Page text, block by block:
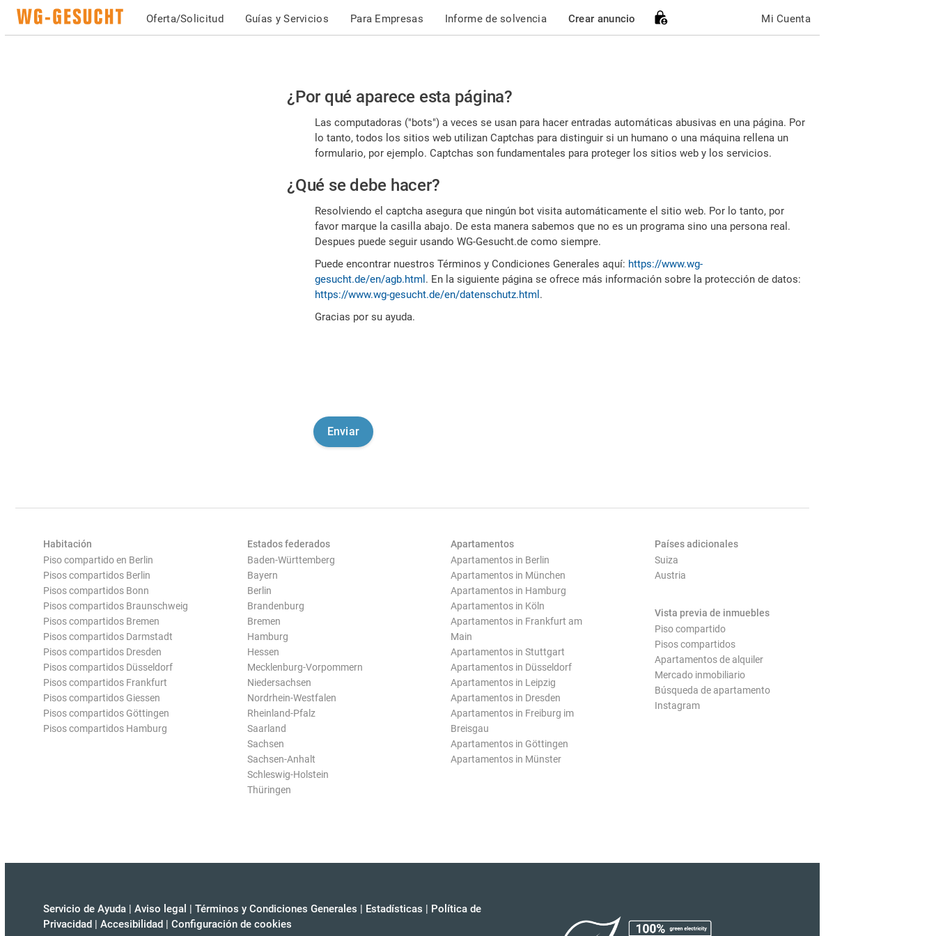
Oferta/Solicitud Guías y Servicios Para Empresas Informe de solvencia Crear anuncio Mi Cuenta
Por
favor,
confirme
es
humano
¿Por qué aparece esta página?
Las computadoras ("bots") a veces se usan para hacer entradas automáticas abusivas en una página. Por
lo tanto, todos los sitios web utilizan Captchas para distinguir si un humano o una máquina rellena un
formulario, por ejemplo. Captchas son fundamentales para proteger los sitios web y los servicios.
¿Qué se debe hacer?
Resolviendo el captcha asegura que ningún bot visita automáticamente el sitio web. Por lo tanto, por
favor marque la casilla abajo. De esta manera sabemos que no es un programa sino una persona real.
Despues puede seguir usando WG-Gesucht.de como siempre.
Puede encontrar nuestros Términos y Condiciones Generales aquí: https://www.wg-
gesucht.de/en/agb.html . En la siguiente página se ofrece más información sobre la protección de datos:
https://www.wg-gesucht.de/en/datenschutz.html .
Gracias por su ayuda.
Habitación
Piso compartido en Berlin
Pisos compartidos Berlin
Pisos compartidos Bonn
Pisos compartidos Braunschweig
Pisos compartidos Bremen
Pisos compartidos Darmstadt
Pisos compartidos Dresden
Pisos compartidos Düsseldorf
Pisos compartidos Frankfurt
Pisos compartidos Giessen
Pisos compartidos Göttingen
Pisos compartidos Hamburg
Estados federados
Baden-Württemberg
Bayern
Berlin
Brandenburg
Bremen
Hamburg
Hessen
Mecklenburg-Vorpommern
Niedersachsen
Nordrhein-Westfalen
Rheinland-Pfalz
Saarland
Sachsen
Sachsen-Anhalt
Schleswig-Holstein
Thüringen
Apartamentos
Apartamentos in Berlin
Apartamentos in München
Apartamentos in Hamburg
Apartamentos in Köln
Apartamentos in Frankfurt am
Main
Apartamentos in Stuttgart
Apartamentos in Düsseldorf
Apartamentos in Leipzig
Apartamentos in Dresden
Apartamentos in Freiburg im
Breisgau
Apartamentos in Göttingen
Apartamentos in Münster
Países adicionales
Suiza
Austria
Vista previa de inmuebles
Piso compartido
Pisos compartidos
Apartamentos de alquiler
Mercado inmobiliario
Búsqueda de apartamento
Instagram
Servicio de Ayuda | Aviso legal | Términos y Condiciones Generales | Estadísticas | Política de
Privacidad | Accesibilidad | Configuración de cookies